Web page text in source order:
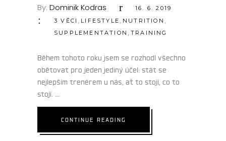
By: Dominik Kodras
16. 6. 2019
3 VĚCI
LIFESTYLE NUTRITION
SUPPLEMENTATION TRAINING
Během tohoto roku jsem se rozhodl všechno
obětovat pro jeden jediný účel: stát se
nejlepším trenérem u nás, ať to stojí, co to
stojí.
CONTINUE READING